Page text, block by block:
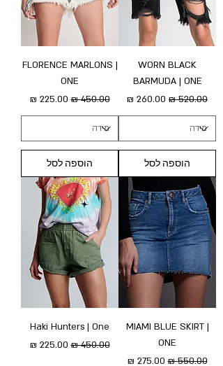
WORN BLACK
BARMUDA | ONE
מחיר רגיל מחיר מבצע
הוספה לסל
FLORENCE MARLONS |
ONE
מחיר רגיל‏450.00 ‏₪ מחיר מבצע
הוספה לסל
MIAMI BLUE SKIRT |
ONE
מחיר רגיל‏550.00 ‏₪ מחיר מבצע
Haki Hunters | One
מחיר רגיל‏450.00 ‏₪ מחיר מבצע